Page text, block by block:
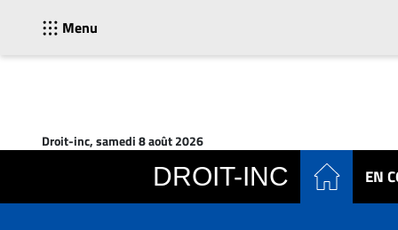
Menu
Droit-inc, samedi 8 août 2026
DROIT-INC EN
En
Nominations